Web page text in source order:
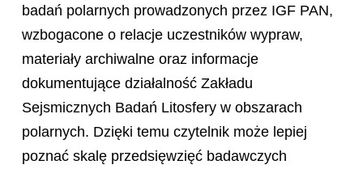
badań polarnych prowadzonych przez IGF PAN,
wzbogacone o relacje uczestników wypraw,
materiały archiwalne oraz informacje
dokumentujące działalność Zakładu
Sejsmicznych Badań Litosfery w obszarach
polarnych. Dzięki temu czytelnik może lepiej
poznać skalę przedsięwzięć badawczych